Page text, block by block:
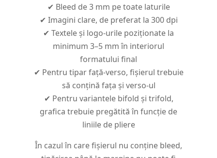
✔ Bleed de 3 mm pe toate laturile
✔ Imagini clare, de preferat la 300 dpi
✔ Textele și logo-urile poziționate la
minimum 3–5 mm în interiorul
formatului final
✔ Pentru tipar față-verso, fișierul trebuie
să conțină fața și verso-ul
✔ Pentru variantele bifold și trifold,
grafica trebuie pregătită în funcție de
liniile de pliere
În cazul în care fișierul nu conține bleed,